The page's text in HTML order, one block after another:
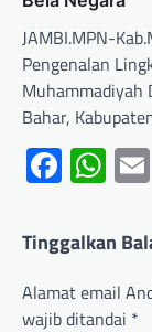
JAMBI.MPN-
Pengenalan
Muhammadiyah
Bahar,
Tinggalkan
Alamat email
wajib ditandai *